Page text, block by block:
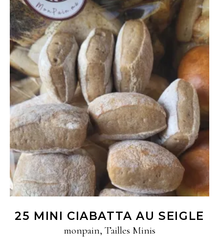
Ajouter au panier
25 MINI CIABATTA AU SEIGLE
monpain, Tailles Minis